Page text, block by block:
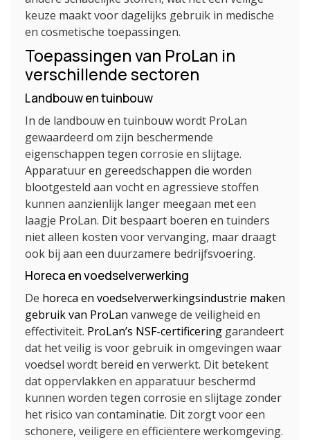
keuze maakt voor dagelijks gebruik in medische
en cosmetische toepassingen.
Toepassingen van ProLan in
verschillende sectoren
Landbouw en tuinbouw
In de landbouw en tuinbouw wordt ProLan
gewaardeerd om zijn beschermende
eigenschappen tegen corrosie en slijtage.
Apparatuur en gereedschappen die worden
blootgesteld aan vocht en agressieve stoffen
kunnen aanzienlijk langer meegaan met een
laagje ProLan. Dit bespaart boeren en tuinders
niet alleen kosten voor vervanging, maar draagt
ook bij aan een duurzamere bedrijfsvoering.
Horeca en voedselverwerking
De horeca en voedselverwerkingsindustrie maken
gebruik van ProLan vanwege de veiligheid en
effectiviteit. ProLan’s NSF-certificeringgarandeert
dat het veilig is voor gebruik in omgevingen waar
voedsel wordt bereid en verwerkt. Dit betekent
dat oppervlakken en apparatuur beschermd
kunnen worden tegen corrosie en slijtage zonder
het risico van contaminatie. Dit zorgt voor een
schonere, veiligere en efficiëntere werkomgeving.